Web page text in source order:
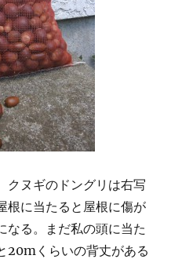
クヌギのドングリは右写
根に当たると屋根に傷が
なる。まだ私の頭に当た
20mくらいの背丈がある